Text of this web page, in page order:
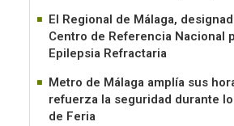
El Regional de Málaga,
Centro de Referencia Nacional
Epilepsia Refractaria
Metro de Málaga amplía sus
refuerza la seguridad durante
de Feria